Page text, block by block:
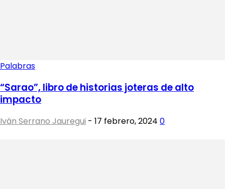
Palabras
“Sarao”, libro de historias joteras de alto
impacto
Iván Serrano Jauregui - 17 febrero, 2024 0